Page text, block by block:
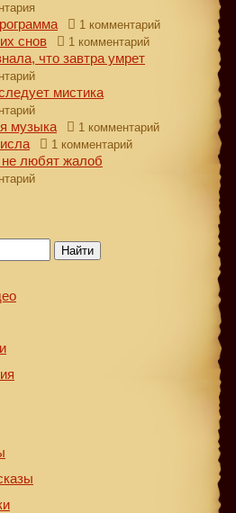
1 комментарий
снов 1 комментарий
что завтра умрет
мистика
музыка 1 комментарий
1 комментарий
любят жалоб
Найти